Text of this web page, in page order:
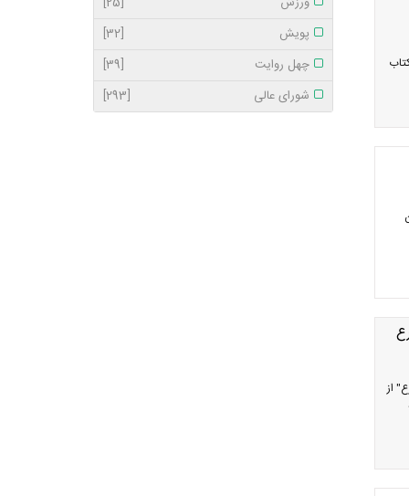
محل سازمان نظام پزشکی با محوریت تعرفه‌های سال 98 و کتاب
از
پویش
[32]
چهل روایت
[39]
شورای عالی
[293]